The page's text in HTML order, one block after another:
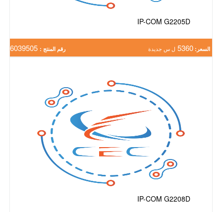
IP-COM G2205D
السعر: 5360 ل س جديدة رقم المنتج :
IP-COM G2208D